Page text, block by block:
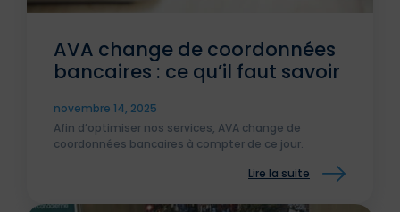
AVA change de coordonnées
bancaires : ce qu’il faut savoir
novembre 14, 2025
Afin d’optimiser nos services, AVA change de
coordonnées bancaires à compter de ce jour.
Lire la suite